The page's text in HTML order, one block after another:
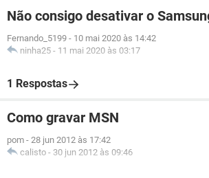
Não consigo desativar o
Fernando_5199 - 10 mai 2020 às 14:42
ninha25 - 11 mai 2020 às 03:17
1 Respostas
Como gravar MSN
pom - 28 jun 2012 às 17:42
calisto - 30 jun 2012 às 09:46